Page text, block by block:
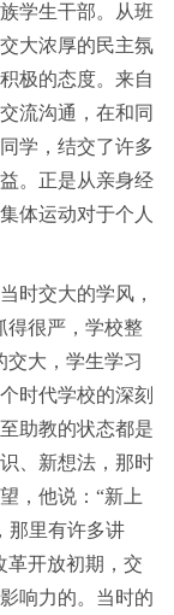
学生干部。从班
大浓厚的民主氛
极的态度。来自
流沟通，在和同
学，结交了许多
。正是从亲身经
体运动对于个人
时交大的学风，
得很严，学校整
交大，学生学习
时代学校的深刻
助教的状态都是
、新想法，那时
，他说：“新上
那里有许多讲
革开放初期，交
响力的。当时的